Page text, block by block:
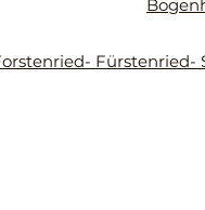
Fürstenried-